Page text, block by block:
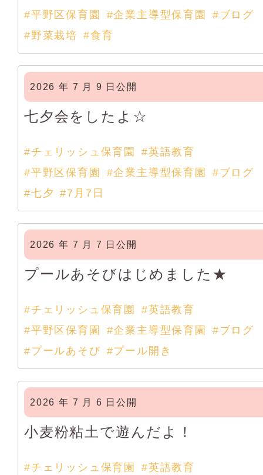
#平野区保育園 #企業主導型保育園
#ブログ
#野菜栽培 #食育
2026 年 7 月 9 日公開
七夕会をしたよ☆
#チェリッシュ保育園
#英語教育
#平野区保育園
#企業主導型保育園
#ブログ
#七夕
#7月7日
2026 年 7 月 7 日公開
プールあそびはじめました★
#チェリッシュ保育園
#英語教育
#平野区保育園
#企業主導型保育園
#ブログ
#プールあそび #プール開き
2026 年 7 月 6 日公開
小麦粉粘土で遊んだよ！
#チェリッシュ保育園
#英語教育